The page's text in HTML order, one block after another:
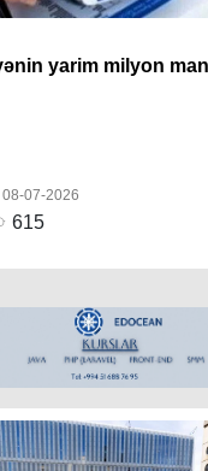
yarim milyon
08-07-2026
615